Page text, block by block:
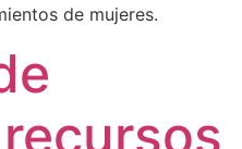
de mujeres.